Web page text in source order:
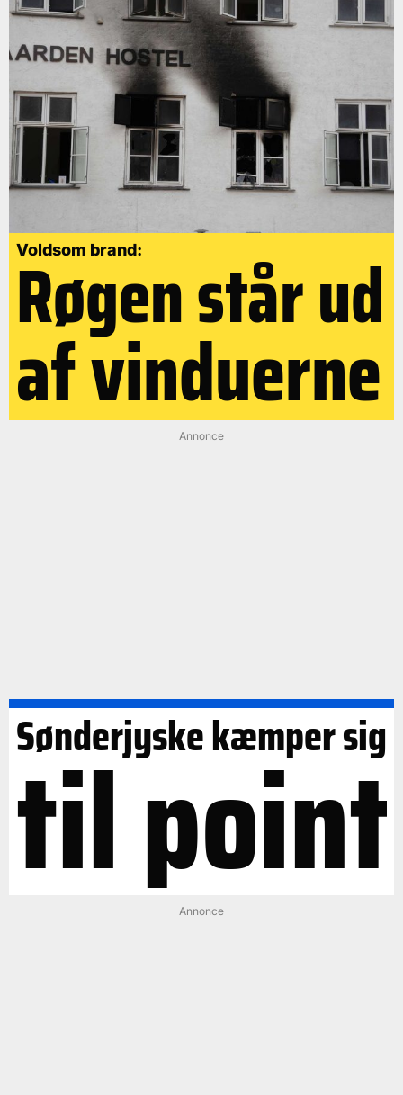
Voldsom brand:
Røgen står ud
af vinduerne
Annonce
Sønderjyske kæmper sig
til point
Annonce